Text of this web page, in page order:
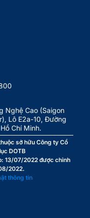
Nghệ Cao (Saigon
Lô E2a-10, Đường
Chí Minh.
sở hữu Công ty Cổ
DOTB
13/07/2022 được chỉnh
2022.
thông tin